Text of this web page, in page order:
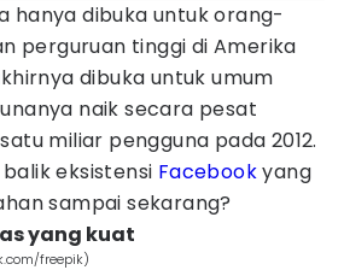
hanya dibuka untuk orang-
perguruan tinggi di Amerika
dibuka untuk umum
naik secara pesat
miliar pengguna pada 2012.
eksistensi Facebookyang
sampai sekarang?
yang kuat
freepik)